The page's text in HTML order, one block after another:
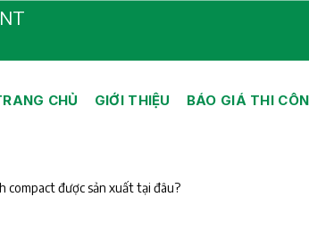
CHỦ GIỚI THIỆU BÁO GIÁ THI
compact được sản xuất tại đâu?